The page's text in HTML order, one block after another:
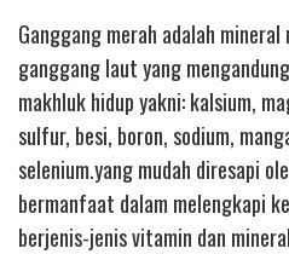
Ganggang merah adalah
ganggang laut yang
makhluk hidup yakni: kalsium,
sulfur, besi, boron, sodium,
selenium.yang mudah diresapi
bermanfaat dalam melengkapi
berjenis-jenis vitamin dan